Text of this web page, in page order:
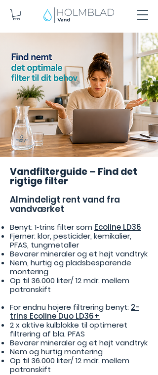
Vandfilterguide – Find det
rigtige filter
Almindeligt rent vand fra
vandværket
Benyt: 1‑trins filter som Ecoline LD36
Fjerner: klor, pesticider, kemikalier,
PFAS, tungmetaller
Bevarer mineraler og et højt vandtryk
Nem, hurtig og pladsbesparende
montering
Op til 36.000 liter/ 12 mdr. mellem
patronskift
For endnu højere filtrering benyt: 2-
trins Ecoline Duo LD36+
2 x aktive kulblokke til optimeret
filtrering af bla. PFAS
Bevarer mineraler og et højt vandtryk
Nem og hurtig montering
Op til 36.000 liter/ 12 mdr. mellem
patronskift